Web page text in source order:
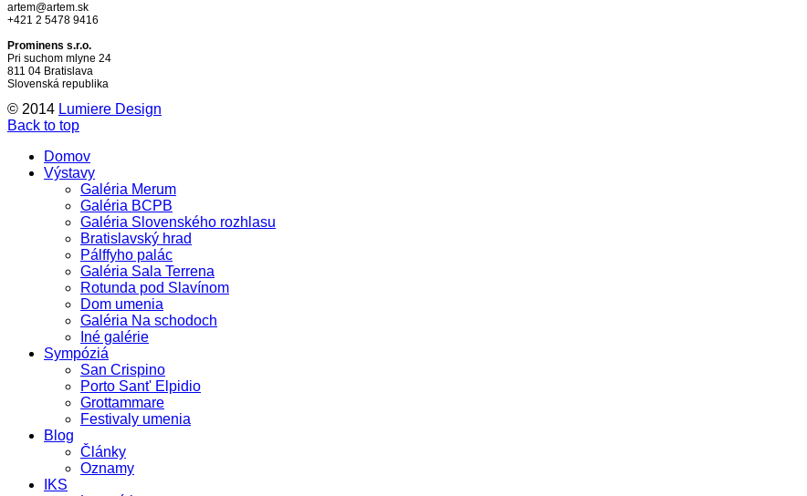
artem@artem.sk
+421 2 5478 9416
Prominens s.r.o.
Pri suchom mlyne 24
811 04 Bratislava
Slovenská republika
© 2014 Lumiere Design
Back to top
Domov
Výstavy
Galéria Merum
Galéria BCPB
Galéria Slovenského rozhlasu
Bratislavský hrad
Pálffyho palác
Galéria Sala Terrena
Rotunda pod Slavínom
Dom umenia
Galéria Na schodoch
Iné galérie
Sympóziá
San Crispino
Porto Sant' Elpidio
Grottammare
Festivaly umenia
Blog
Články
Oznamy
IKS